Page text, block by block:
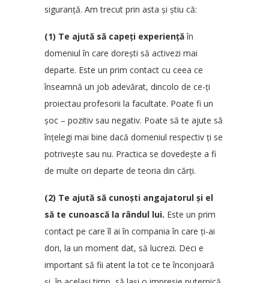
siguranță. Am trecut prin asta și știu că:
(1) Te ajută să capeți experiențăîn
domeniul în care dorești să activezi mai
departe. Este un prim contact cu ceea ce
înseamnă un job adevărat, dincolo de ce-ți
proiectau profesorii la facultate. Poate fi un
șoc – pozitiv sau negativ. Poate să te ajute să
înțelegi mai bine dacă domeniul respectiv ți se
potrivește sau nu. Practica se dovedește a fi
de multe ori departe de teoria din cărți.
(2) Te ajută să cunoști angajatorul și el
să te cunoască la rândul lui. Este un prim
contact pe care îl ai în compania în care ți-ai
dori, la un moment dat, să lucrezi. Deci e
important să fii atent la tot ce te înconjoară